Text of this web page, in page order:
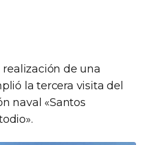
realización de una
la tercera visita del
naval «Santos